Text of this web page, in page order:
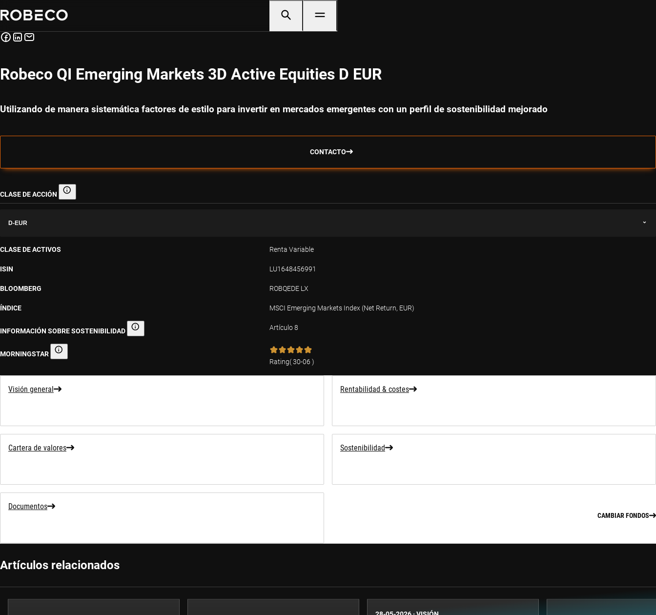
Robeco QI Emerging Markets 3D Active Equities D EUR
Utilizando de manera sistemática factores de estilo para invertir en mercados emergentes con un perfil de sostenibilidad mejorado
CONTACTO
CLASE DE ACCIÓN Clase de acción
D-EUR
CLASE DE ACTIVOS Renta Variable
ISIN LU1648456991
BLOOMBERG ROBQEDE LX
ÍNDICE MSCI Emerging Markets Index (Net Return, EUR)
INFORMACIÓN SOBRE SOSTENIBILIDAD Información sobre sostenibilidad Artículo 8
MORNINGSTAR Morningstar
Rating(30-06 )
Visión general Rentabilidad & costes
Cartera de valores Sostenibilidad
Documentos
CAMBIAR FONDOS
Artículos relacionados